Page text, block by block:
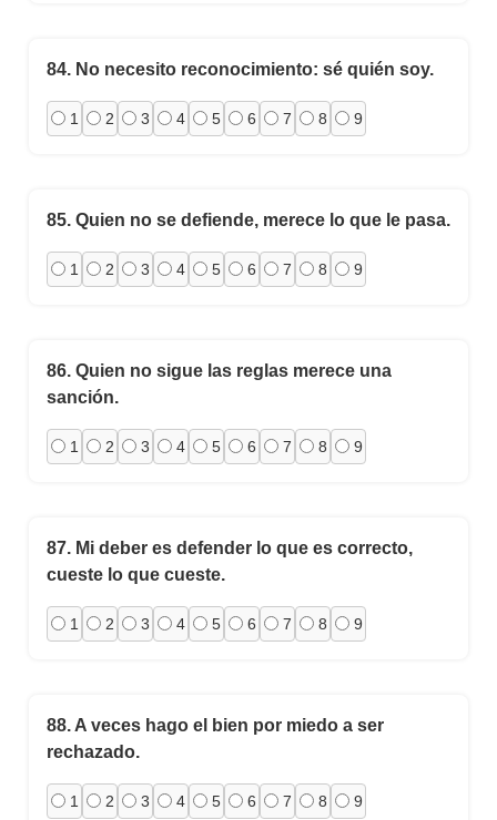
84. No necesito reconocimiento: sé quién soy.
1 2 3 4 5 6 7 8 9
85. Quien no se defiende, merece lo que le pasa.
1 2 3 4 5 6 7 8 9
86. Quien no sigue las reglas merece una
sanción.
1 2 3 4 5 6 7 8 9
87. Mi deber es defender lo que es correcto,
cueste lo que cueste.
1 2 3 4 5 6 7 8 9
88. A veces hago el bien por miedo a ser
rechazado.
1 2 3 4 5 6 7 8 9